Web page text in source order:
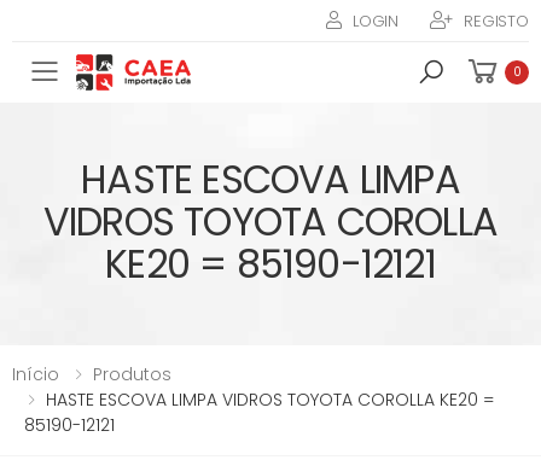
LOGIN REGISTO
Toggle mobile menu 0
HASTE ESCOVA LIMPA
VIDROS TOYOTA COROLLA
KE20 = 85190-12121
Início
Produtos
HASTE ESCOVA LIMPA VIDROS TOYOTA COROLLA KE20 =
85190-12121